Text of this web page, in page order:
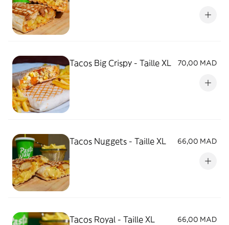
Tacos Big Crispy - Taille XL 70,00 MAD
Tacos Nuggets - Taille XL 66,00 MAD
Tacos Royal - Taille XL 66,00 MAD